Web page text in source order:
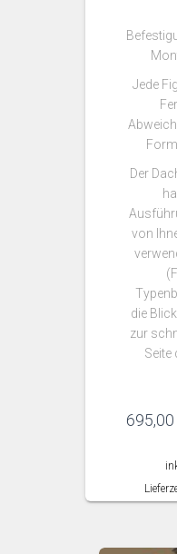
Jede
Der
von
die
zur
Seite
695,00